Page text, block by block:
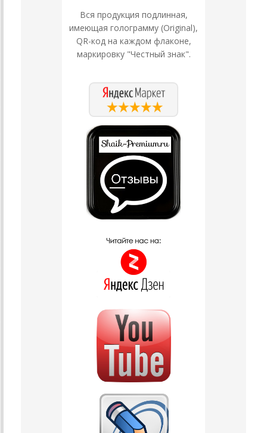
Вся продукция подлинная,
имеющая голограмму (Original),
QR-код на каждом флаконе,
маркировку "Честный знак".